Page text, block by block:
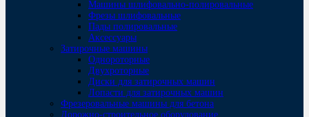
Машины шлифовально-полировальные
Фрезы шлифовальные
Пады полировальные
Аксессуары
Затирочные машины
Однороторные
Двухроторные
Диски для затирочных машин
Лопасти для затирочных машин
Фрезеровальные машины для бетона
Дорожно-строительное оборудование